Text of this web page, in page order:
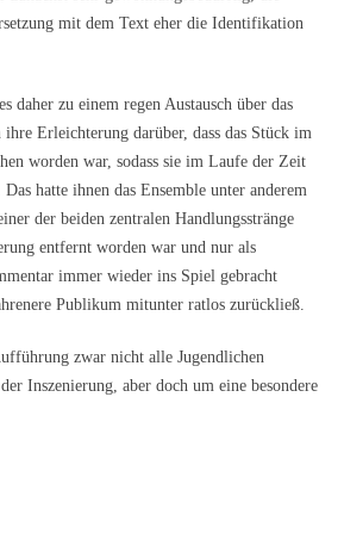
mit dem Text eher die Identifikation
daher zu einem regen Austausch über das
ihre Erleichterung darüber, dass das Stück im
worden war, sodass sie im Laufe der Zeit
hatte ihnen das Ensemble unter anderem
der beiden zentralen Handlungsstränge
entfernt worden war und nur als
immer wieder ins Spiel gebracht
Publikum mitunter ratlos zurückließ.
zwar nicht alle Jugendlichen
Inszenierung, aber doch um eine besondere